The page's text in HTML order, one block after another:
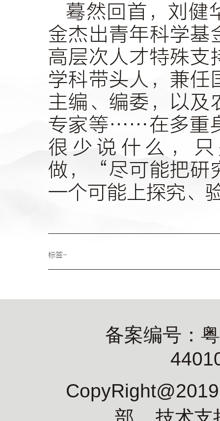
蓦然回首，刘健
金杰出青年科学基
高层次人才特殊支
学科带头人，兼任
主编、编委，以及
专家等……在多重
很少说什么，
做，“尽可能把研
一个可能上探究、
标签-
备案编号：